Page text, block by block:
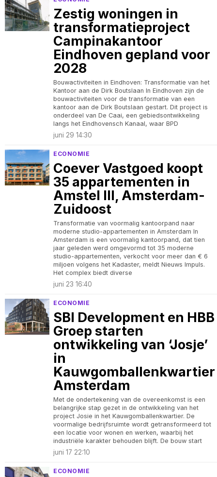
Zestig woningen in
transformatieproject
Campinakantoor
Eindhoven gepland voor
2028
Bouwactiviteiten in Eindhoven: Transformatie van het
Kantoor aan de Dirk Boutslaan In Eindhoven zijn de
bouwactiviteiten voor de transformatie van een
kantoor aan de Dirk Boutslaan gestart. Dit project is
onderdeel van De Caai, een gebiedsontwikkeling
langs het Eindhovensch Kanaal, waar BPD
juni 29 14:30
ECONOMIE
Coever Vastgoed koopt
35 appartementen in
Amstel III, Amsterdam-
Zuidoost
Transformatie van voormalig kantoorpand naar
moderne studio-appartementen in Amsterdam In
Amsterdam is een voormalig kantoorpand, dat tien
jaar geleden werd omgevormd tot 35 moderne
studio-appartementen, verkocht voor meer dan € 6
miljoen volgens het Kadaster, meldt Nieuws Impuls.
Het complex biedt diverse
juni 23 16:40
ECONOMIE
SBI Development en HBB
Groep starten
ontwikkeling van ‘Josje’
in
Kauwgomballenkwartier
Amsterdam
Met de ondertekening van de overeenkomst is een
belangrijke stap gezet in de ontwikkeling van het
project Josie in het Kauwgomballenkwartier. De
voormalige bedrijfsruimte wordt getransformeerd tot
een locatie voor wonen en werken, waarbij het
industriële karakter behouden blijft. De bouw start
juni 17 22:10
ECONOMIE